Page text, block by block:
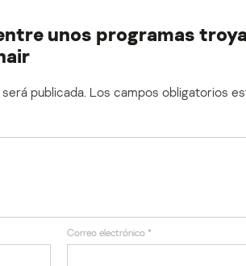
unos programas
publicada. Los campos obligatorios
Correo electrónico *